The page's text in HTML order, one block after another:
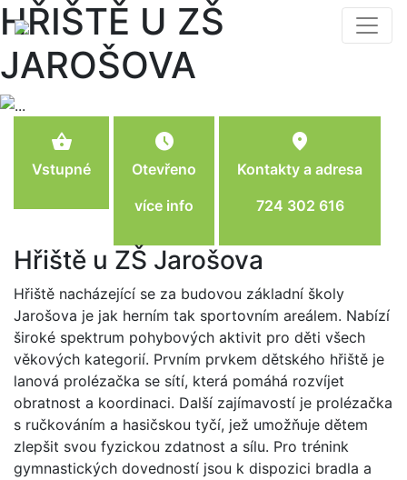
HŘIŠTĚ U ZŠ
JAROŠOVA
shopping_basket
Vstupné
schedule
Otevřeno
více info
location_on
Kontakty a adresa
724 302 616
Hřiště u ZŠ Jarošova
Hřiště nacházející se za budovou základní školy
Jarošova je jak herním tak sportovním areálem. Nabízí
široké spektrum pohybových aktivit pro děti všech
věkových kategorií. Prvním prvkem dětského hřiště je
lanová prolézačka se sítí, která pomáhá rozvíjet
obratnost a koordinaci. Další zajímavostí je prolézačka
s ručkováním a hasičskou tyčí, jež umožňuje dětem
zlepšit svou fyzickou zdatnost a sílu. Pro trénink
gymnastických dovedností jsou k dispozici bradla a